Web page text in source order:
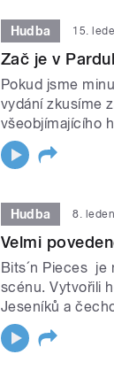
Hudba 15.
Zač je v
Pokud jsme
vydání zkusíme
všeobjímajícího
Hudba 8.
Velmi
Bits´n Pieces je
scénu. Vytvořili
Jeseníků a